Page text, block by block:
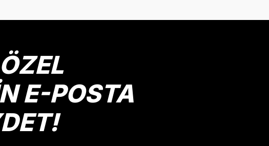
E-POSTA